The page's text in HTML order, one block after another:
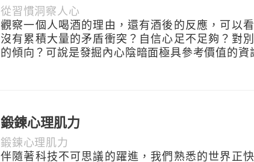
從習慣洞察人心
觀察一個人喝酒的理由，還有酒後的反應，可以
沒有累積大量的矛盾衝突？自信心足不足夠？對
的傾向？可說是發掘內心陰暗面極具參考價值的資
鍛鍊心理肌力
鍛鍊心理肌力
伴隨著科技不可思議的躍進，我們熟悉的世界正